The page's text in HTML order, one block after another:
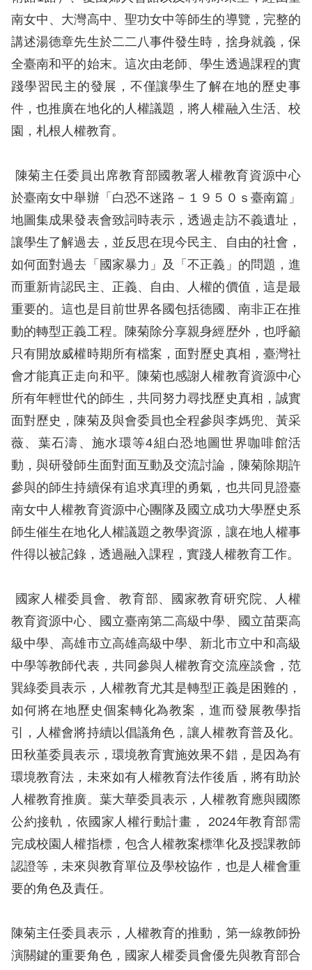
核
人
權
公
約
陳
申
訴
人
權
資
料
庫
無
礙
快
捷
鍵
請
選
擇
語
兒少版
回
首
頁
網
站
導
覽
網
站
安
政
策
南女中、大灣高中、聖功女中等師生的導覽，完整的
講述湯德章先生於二二八事件發生時，捨身就義，保
全臺南和平的始末。這次由老師、學生透過課程的實
踐學習民主的發展，不僅讓學生了解在地的歷史事
件，也推廣在地化的人權議題，將人權融入生活、校
園，札根人權教育。
陳菊主任委員出席教育部國教署人權教育資源中心
於臺南女中舉辦「白恐不迷路－１９５０ｓ臺南篇」
地圖集成果發表會致詞時表示，透過走訪不義遺址，
讓學生了解過去，並反思在現今民主、自由的社會，
如何面對過去「國家暴力」及「不正義」的問題，進
而重新肯認民主、正義、自由、人權的價值，這是最
重要的。這也是目前世界各國包括德國、南非正在推
動的轉型正義工程。陳菊除分享親身經歴外，也呼籲
只有開放威權時期所有檔案，面對歷史真相，臺灣社
會才能真正走向和平。陳菊也感謝人權教育資源中心
所有年輕世代的師生，共同努力尋找歷史真相，誠實
面對歷史，陳菊及與會委員也全程參與李媽兜、黃采
薇、葉石濤、施水環等4組白恐地圖世界咖啡館活
動，與研發師生面對面互動及交流討論，陳菊除期許
參與的師生持續保有追求真理的勇氣，也共同見證臺
南女中人權教育資源中心團隊及國立成功大學歷史系
師生催生在地化人權議題之教學資源，讓在地人權事
件得以被記錄，透過融入課程，實踐人權教育工作。
國家人權委員會、教育部、國家教育研究院、人權
教育資源中心、國立臺南第二高級中學、國立苗栗高
級中學、高雄市立高雄高級中學、新北市立中和高級
中學等教師代表，共同參與人權教育交流座談會，范
巽綠委員表示，人權教育尤其是轉型正義是困難的，
如何將在地歷史個案轉化為教案，進而發展教學指
引，人權會將持續以倡議角色，讓人權教育普及化。
田秋堇委員表示，環境教育實施效果不錯，是因為有
環境教育法，未來如有人權教育法作後盾，將有助於
人權教育推廣。葉大華委員表示，人權教育應與國際
公約接軌，依國家人權行動計畫， 2024年教育部需
完成校園人權指標，包含人權教案標準化及授課教師
認證等，未來與教育單位及學校協作，也是人權會重
要的角色及責任。
陳菊主任委員表示，人權教育的推動，第一線教師扮
演關鍵的重要角色，國家人權委員會優先與教育部合